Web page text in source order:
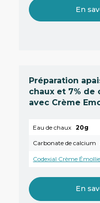
En
Préparation
chaux et 7% de
avec Crème
Eau de chaux 20g
Carbonate de calcium
Codexial Crème
En